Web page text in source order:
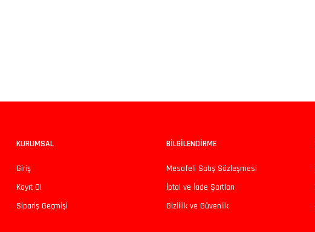
Ürün resmi kalitesiz, bozuk veya görüntülenemiyor.
Ürün bilgilerinde hatalar bulunuyor.
KURUMSAL
Giriş
Kayıt Ol
Sipariş Geçmişi
BİLGİLENDİRME
Mesafeli Satış Sözleşmesi
İptal ve İade Şartları
Gizlilik ve Güvenlik